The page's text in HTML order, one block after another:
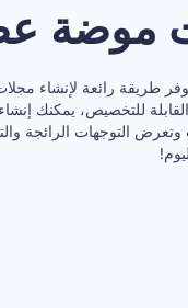
موضة
طريقة رائعة لإنشاء
للتخصيص، يمكنك
التوجهات الرائجة